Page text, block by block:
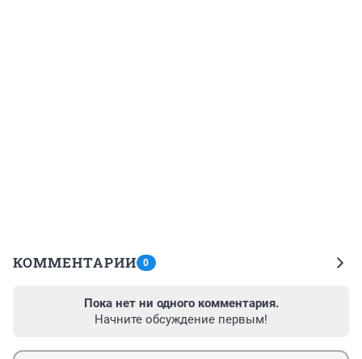
КОММЕНТАРИИ 0
Пока нет ни одного комментария.
Начните обсуждение первым!